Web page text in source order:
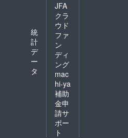
統
計
デ
ー
タ
JFA
クラ
ウド
ファ
ン
ディ
ング
mac
hi-ya
補助
金申
請サ
ポー
ト